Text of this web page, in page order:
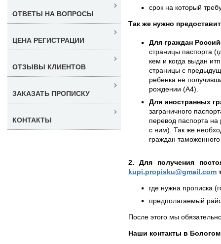
срок на который
Так же нужно
Для граждан
страницы паспорта
кем и когда выдан
страницы с
ребенка не
рождении (А4).
Для иностранных
заграничного
перевод паспорта на
с ним). Так же
граждан
2. Для получения
kupi.propisku@gmail.com
где нужна прописка
предполагаемый
После этого мы
Наши контакты в
ОТВЕТЫ НА ВОПРОСЫ
ЦЕНА РЕГИСТРАЦИИ
ОТЗЫВЫ КЛИЕНТОВ
ЗАКАЗАТЬ ПРОПИСКУ
КОНТАКТЫ